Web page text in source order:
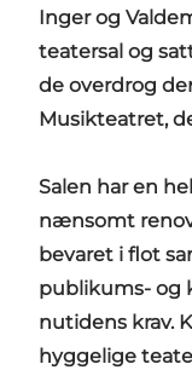
Inger og
teatersal og
de overdrog
Musikteatret,
Salen har en
nænsomt
bevaret i flot
publikums- og
nutidens krav.
hyggelige